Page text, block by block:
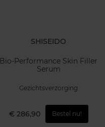
SHISEIDO
Bio-Performance Skin Filler
Serum
Gezichtsverzorging
€ 286,90 Bestel nu!